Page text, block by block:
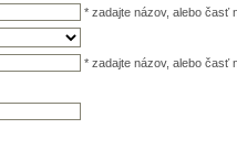
* zadajte názov, alebo časť
* zadajte názov, alebo časť